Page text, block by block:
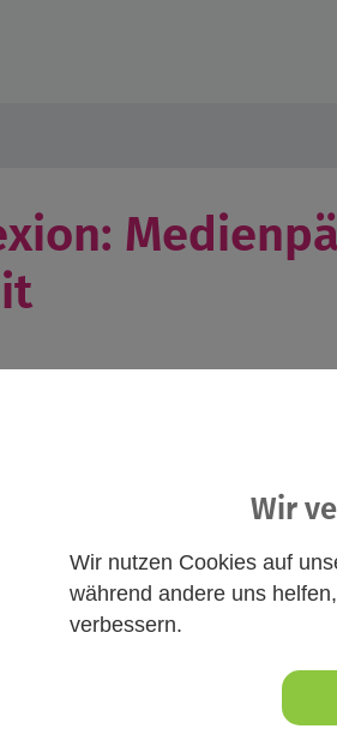
Wir
Wir nutzen Cookies auf
während andere uns
verbessern.
www.unser-ferienprogramm.de/
Methoden für die Jugendarbeit
Kernkompetenz in unserer
Umgang mit Medien. Wie können